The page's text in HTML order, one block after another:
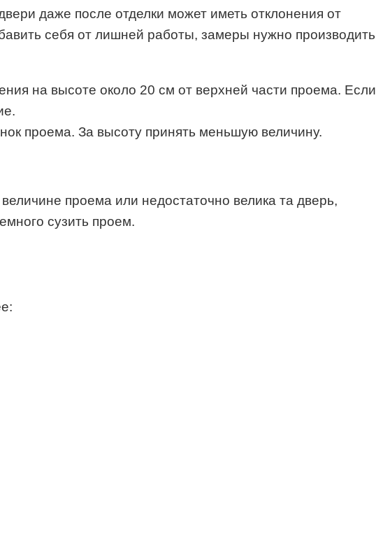
даже после отделки может иметь отклонения от
себя от лишней работы, замеры нужно производить
на высоте около 20 см от верхней части проема. Если
проема. За высоту принять меньшую величину.
проема или недостаточно велика та дверь,
сузить проем.